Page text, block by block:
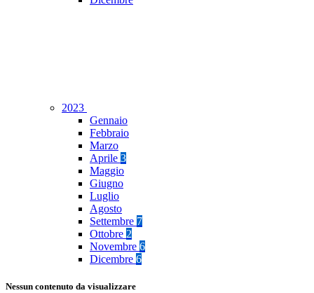
2023
Gennaio
Febbraio
Marzo
Aprile 3
Maggio
Giugno
Luglio
Agosto
Settembre 7
Ottobre 2
Novembre 6
Dicembre 6
Nessun contenuto da visualizzare